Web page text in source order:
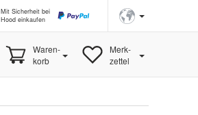
Mit Sicherheit bei
Hood einkaufen
Waren-
korb
Merk-
zettel